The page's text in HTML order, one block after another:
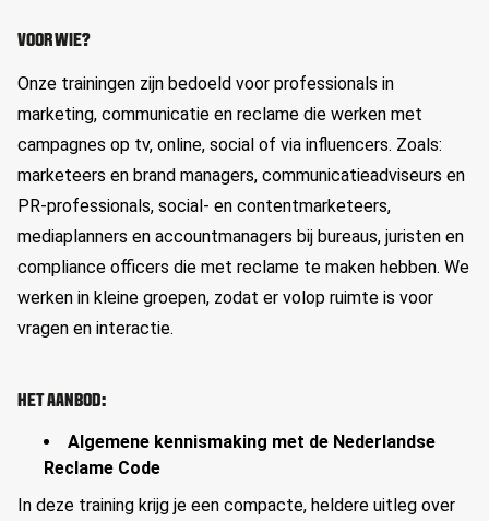
VOOR WIE?
Onze trainingen zijn bedoeld voor professionals in
marketing, communicatie en reclame die werken met
campagnes op tv, online, social of via influencers. Zoals:
marketeers en brand managers, communicatieadviseurs en
PR-professionals, social- en contentmarketeers,
mediaplanners en accountmanagers bij bureaus, juristen en
compliance officers die met reclame te maken hebben. We
werken in kleine groepen, zodat er volop ruimte is voor
vragen en interactie.
HET AANBOD:
Algemene kennismaking met de Nederlandse
Reclame Code
In deze training krijg je een compacte, heldere uitleg over